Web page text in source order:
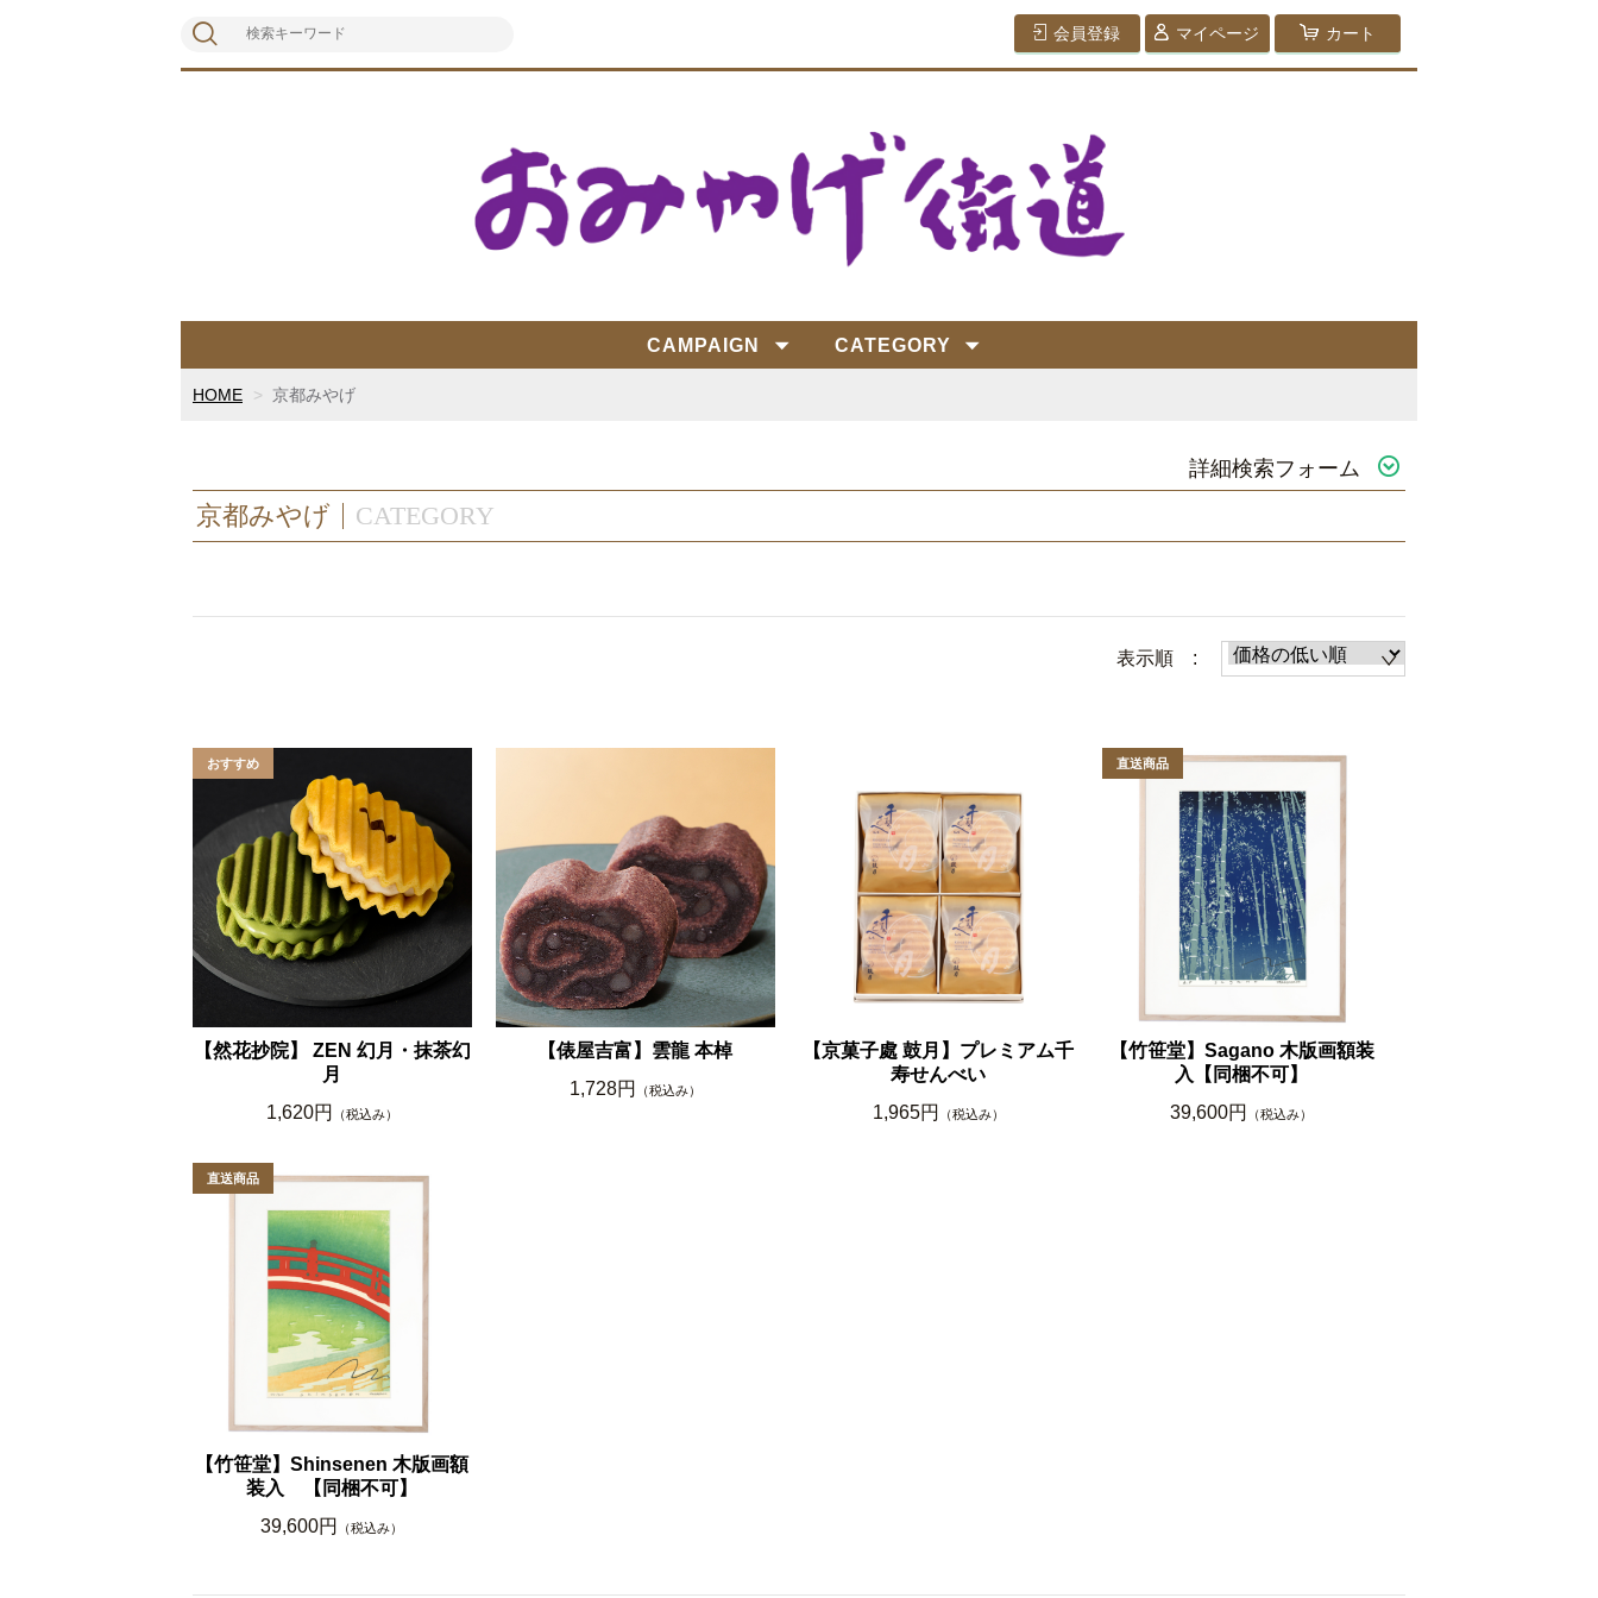
会員登録 マイページ カート
CAMPAIGN CATEGORY
HOME 京都みやげ
詳細検索フォーム
CATEGORY
京都みやげ
表示順 :
【然花抄院】 ZEN 幻月・抹茶幻
月
1,620円
（税込み）
【俵屋吉富】雲龍 本棹
1,728円
（税込み）
【京菓子處 鼓月】プレミアム千
寿せんべい
1,965円
（税込み）
【竹笹堂】Sagano 木版画額装
入【同梱不可】
39,600円
（税込み）
【竹笹堂】Shinsenen 木版画額
装入 【同梱不可】
39,600円
（税込み）